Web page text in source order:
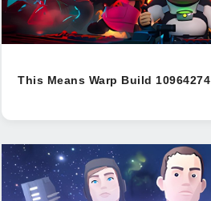
This Means Warp Build 10964274